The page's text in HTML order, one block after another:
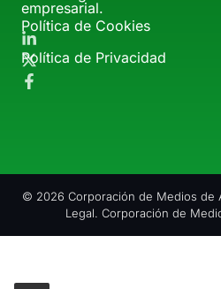
empresarial.
Política de Cookies
Política de Privacidad
© 2026 Corporación de Medios de
Legal. Corporación de